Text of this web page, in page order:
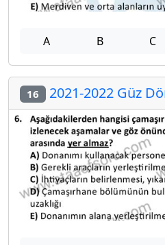
A B C
16 2021-2022 Güz